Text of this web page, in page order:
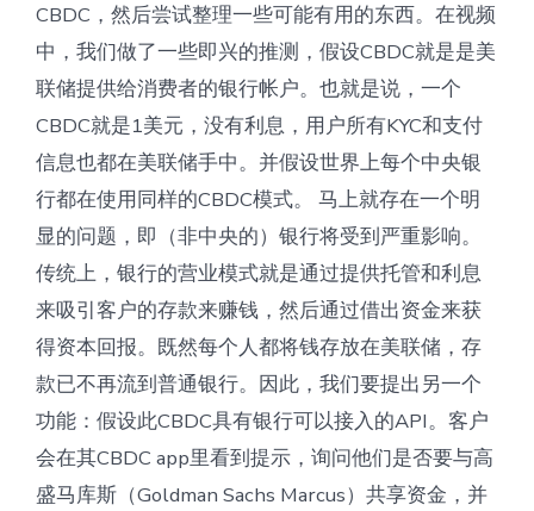
CBDC，然后尝试整理一些可能有用的东西。在视频
中，我们做了一些即兴的推测，假设CBDC就是是美
联储提供给消费者的银行帐户。也就是说，一个
CBDC就是1美元，没有利息，用户所有KYC和支付
信息也都在美联储手中。并假设世界上每个中央银
行都在使用同样的CBDC模式。 马上就存在一个明
显的问题，即（非中央的）银行将受到严重影响。
传统上，银行的营业模式就是通过提供托管和利息
来吸引客户的存款来赚钱，然后通过借出资金来获
得资本回报。既然每个人都将钱存放在美联储，存
款已不再流到普通银行。因此，我们要提出另一个
功能：假设此CBDC具有银行可以接入的API。客户
会在其CBDC app里看到提示，询问他们是否要与高
盛马库斯（Goldman Sachs Marcus）共享资金，并